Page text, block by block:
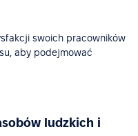
swoich pracowników
aby podejmować
ludzkich i